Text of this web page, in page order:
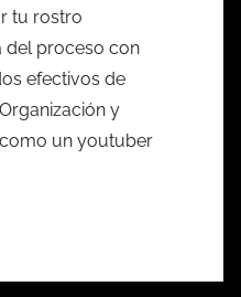
tu rostro
del proceso con
efectivos de
y
un youtuber